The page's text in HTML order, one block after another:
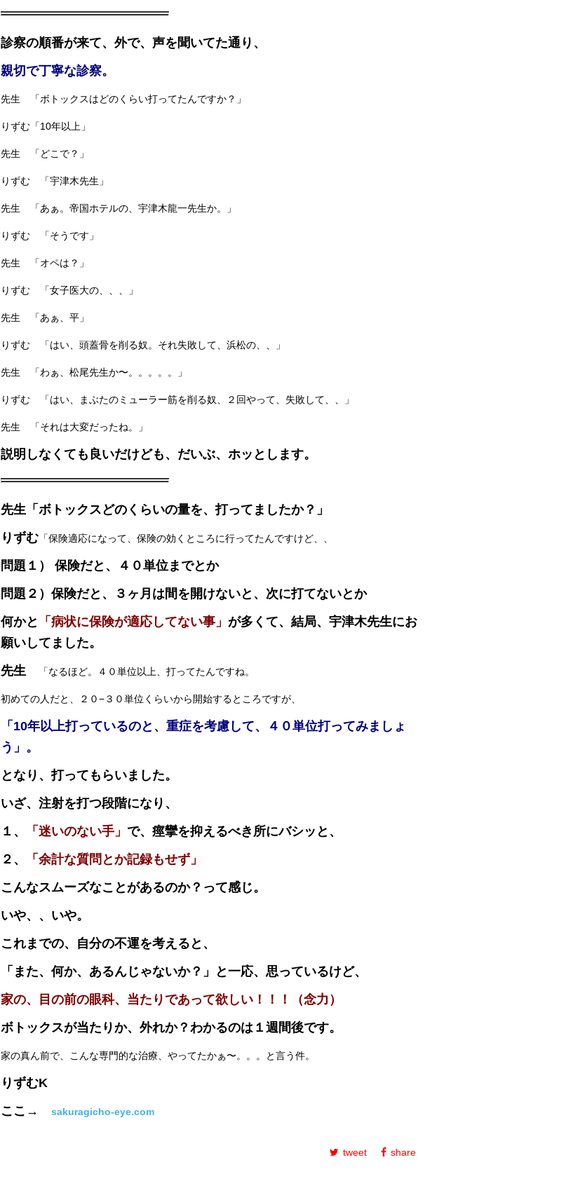
診察の順番が来て、外で、声を聞いてた通り、
親切で丁寧な診察。
先生 「ボトックスはどのくらい打ってたんですか？」
りずむ「10年以上」
先生 「どこで？」
りずむ 「宇津木先生」
先生 「あぁ。帝国ホテルの、宇津木龍一先生か。」
りずむ 「そうです」
先生 「オペは？」
りずむ 「女子医大の、、、」
先生 「あぁ、平」
りずむ 「はい、頭蓋骨を削る奴。それ失敗して、浜松の、、」
先生 「わぁ、松尾先生か〜。。。。。」
りずむ 「はい、まぶたのミューラー筋を削る奴、２回やって、失敗して、、」
先生 「それは大変だったね。」
説明しなくても良いだけども、だいぶ、ホッとします。
先生「ボトックスどのくらいの量を、打ってましたか？」
りずむ 「保険適応になって、保険の効くところに行ってたんですけど、、
問題１） 保険だと、４０単位までとか
問題２）保険だと、３ヶ月は間を開けないと、次に打てないとか
何かと
「病状に保険が適応してない事」 が多くて、結局、宇津木先生にお
願いしてました。
先生
「なるほど。４０単位以上、打ってたんですね。
初めての人だと、２０−３０単位くらいから開始するところですが、
「10年以上打っているのと、重症を考慮して、４０単位打ってみましょ
う」。
となり、打ってもらいました。
いざ、注射を打つ段階になり、
１、
「迷いのない手」 で、痙攣を抑えるべき所にバシッと、
２、
「余計な質問とか記録もせず」
こんなスムーズなことがあるのか？って感じ。
いや、、いや。
これまでの、自分の不運を考えると、
「また、何か、あるんじゃないか？」と一応、思っているけど、
家の、目の前の眼科、当たりであって欲しい！！！（念力）
ボトックスが当たりか、外れか？わかるのは１週間後です。
家の真ん前で、こんな専門的な治療、やってたかぁ〜。。。と言う件。
りずむK
ここ→
sakuragicho-eye.com
tweet share